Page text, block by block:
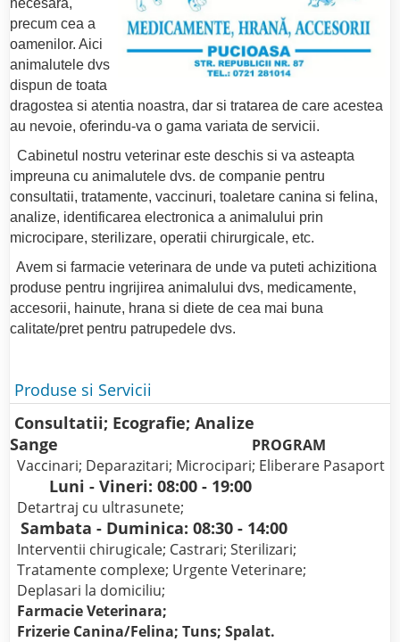
precum cea a
oamenilor. Aici
animalutele dvs
dispun de toata
dragostea si atentia noastra, dar si tratarea de care acestea
au nevoie, oferindu-va o gama variata de servicii.
Cabinetul nostru veterinar este deschis si va asteapta
impreuna cu animalutele dvs. de companie pentru
consultatii, tratamente, vaccinuri, toaletare canina si felina,
analize, identificarea electronica a animalului prin
microcipare, sterilizare, operatii chirurgicale, etc.
Avem si farmacie veterinara de unde va puteti achizitiona
produse pentru ingrijirea animalului dvs, medicamente,
accesorii, hainute, hrana si diete de cea mai buna
calitate/pret pentru patrupedele dvs.
Produse si Servicii
Consultatii; Ecografie; Analize
Sange
PROGRAM
Vaccinari; Deparazitari; Microcipari; Eliberare Pasaport
Luni - Vineri: 08:00 - 19:00
Detartraj cu ultrasunete;
Sambata - Duminica: 08:30 - 14:00
Interventii chirugicale; Castrari; Sterilizari;
Tratamente complexe; Urgente Veterinare;
Deplasari la domiciliu;
Farmacie Veterinara;
Frizerie Canina/Felina; Tuns; Spalat.